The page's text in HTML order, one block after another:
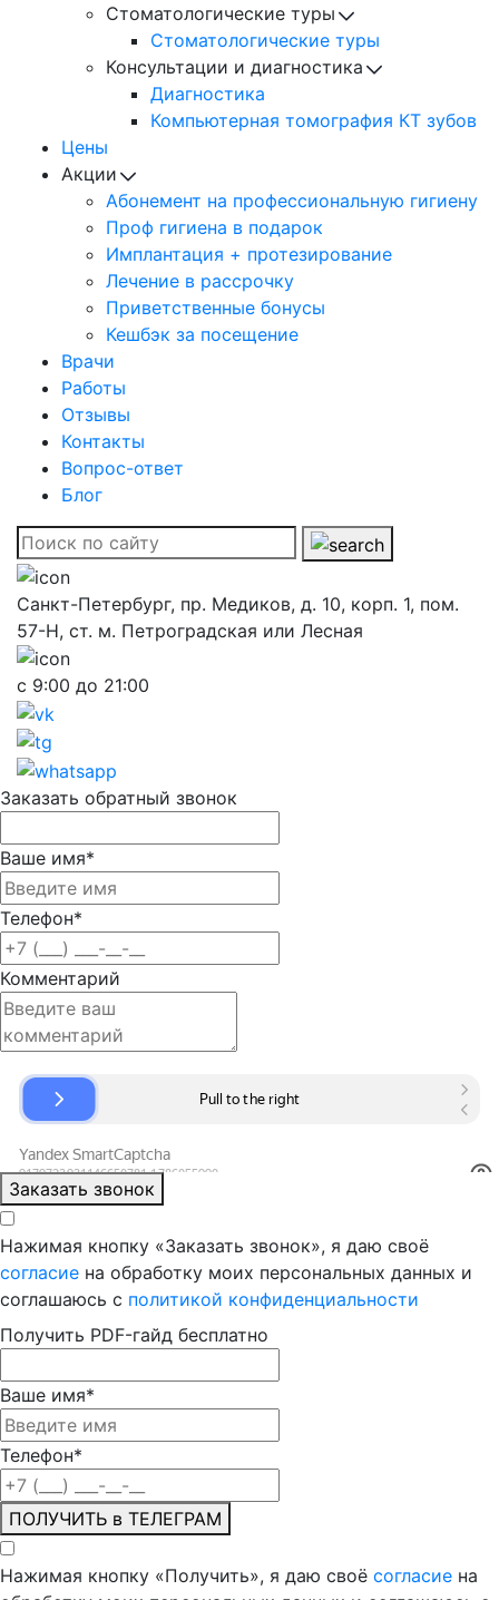
Стоматологические туры
Cтоматологические туры
Консультации и диагностика
Диагностика
Компьютерная томография КТ зубов
Цены
Акции
Абонемент на профессиональную гигиену
Проф гигиена в подарок
Имплантация + протезирование
Лечение в рассрочку
Приветственные бонусы
Кешбэк за посещение
Врачи
Работы
Отзывы
Контакты
Вопрос-ответ
Блог
Санкт-Петербург, пр. Медиков, д. 10, корп. 1, пом.
57-Н, ст. м. Петроградская или Лесная
с 9:00 до 21:00
Заказать обратный звонок
Ваше имя*
Телефон*
Комментарий
Заказать звонок
Нажимая кнопку «Заказать звонок», я даю своё
согласие на обработку моих персональных данных и
соглашаюсь с политикой конфиденциальности
Получить PDF-гайд бесплатно
Ваше имя*
Телефон*
ПОЛУЧИТЬ в ТЕЛЕГРАМ
Нажимая кнопку «Получить», я даю своё согласие на